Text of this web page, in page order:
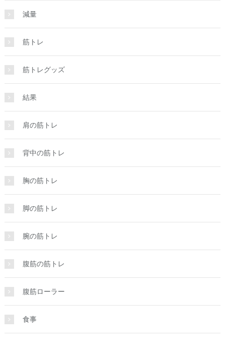
減量
筋トレ
筋トレグッズ
結果
肩の筋トレ
背中の筋トレ
胸の筋トレ
脚の筋トレ
腕の筋トレ
腹筋の筋トレ
腹筋ローラー
食事